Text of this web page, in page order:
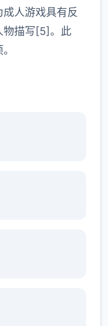
人游戏具有反
物描写[5]。此